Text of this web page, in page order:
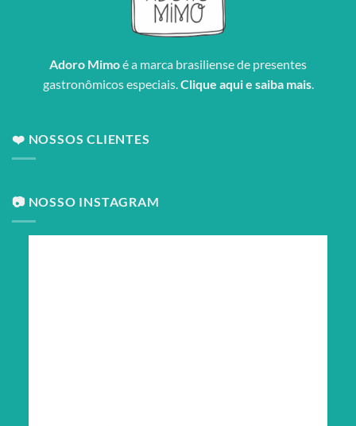
Adoro Mimoé a marca brasiliense de presentes
gastronômicos especiais. Clique aqui e saiba mais.
❤️ NOSSOS CLIENTES
📷 NOSSO INSTAGRAM